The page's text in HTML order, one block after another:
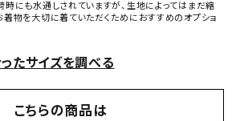
時にも水通しされていますが、生地によってはまだ縮
着物を大切に着ていただくためにおすすめのオプショ
たサイズを調べる
こちらの商品は